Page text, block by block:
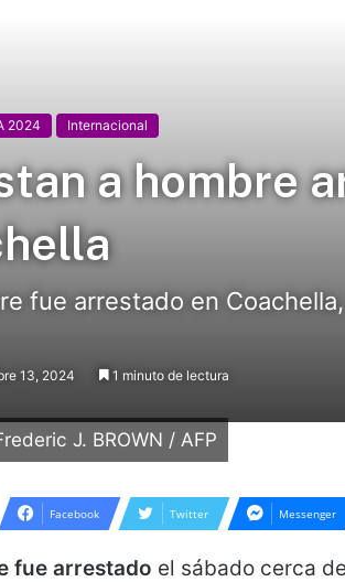
2024 Internacional
a hombre
fue arrestado en
13, 2024 1 minuto de lectura
J. BROWN / AFP
Facebook Twitter Messenger
fue arrestado el sábado cerca